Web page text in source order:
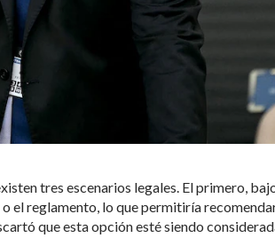
tres escenarios legales. El primero,
el reglamento, lo que permitiría
que esta opción esté siendo